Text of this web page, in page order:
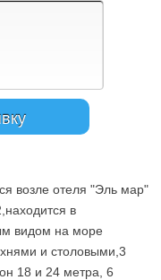
возле отеля "Эль мар"
в
видом на море
и столовыми,3
18 и 24 метра, 6